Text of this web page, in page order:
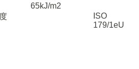
65kJ/m2
ISO
179/1eU